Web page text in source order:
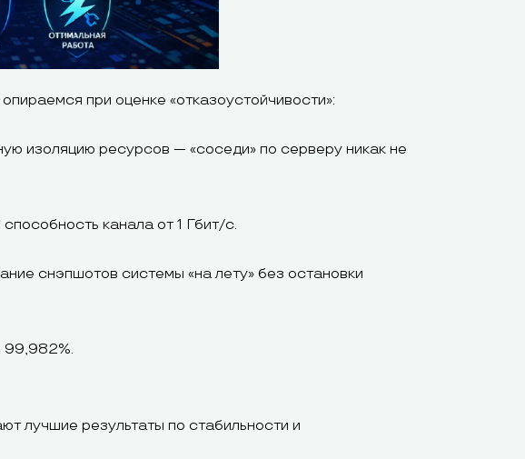
при оценке «отказоустойчивости»:
изоляцию ресурсов — «соседи» по серверу никак не
канала от 1 Гбит/с.
снэпшотов системы «на лету» без остановки
99,982%.
лучшие результаты по стабильности и